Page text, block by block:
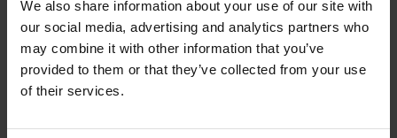
We also share information about your use of our site with
our social media, advertising and analytics partners who
may combine it with other information that you’ve
provided to them or that they’ve collected from your use
of their services.